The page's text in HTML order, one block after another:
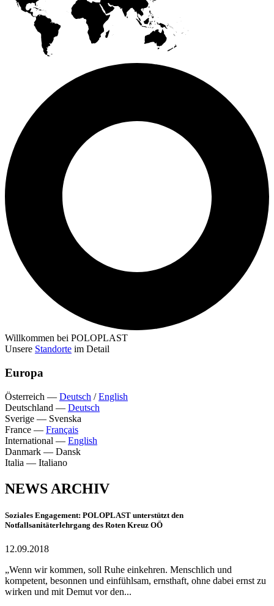
Willkommen bei POLOPLAST
Unsere Standorte im Detail
Europa
Österreich — Deutsch /English
Deutschland — Deutsch
Sverige — Svenska
France — Français
International — English
Danmark — Dansk
Italia — Italiano
NEWS ARCHIV
Soziales Engagement: POLOPLAST unterstützt den
Notfallsanitäterlehrgang des Roten Kreuz OÖ
12.09.2018
„Wenn wir kommen, soll Ruhe einkehren. Menschlich und
kompetent, besonnen und einfühlsam, ernsthaft, ohne dabei ernst zu
wirken und mit Demut vor den...